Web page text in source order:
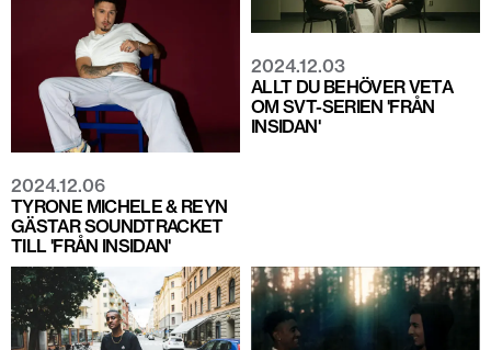
2024.12.06
TYRONE MICHELE & REYN
GÄSTAR SOUNDTRACKET
TILL 'FRÅN INSIDAN'
2024.12.03
ALLT DU BEHÖVER VETA
OM SVT-SERIEN 'FRÅN
INSIDAN'